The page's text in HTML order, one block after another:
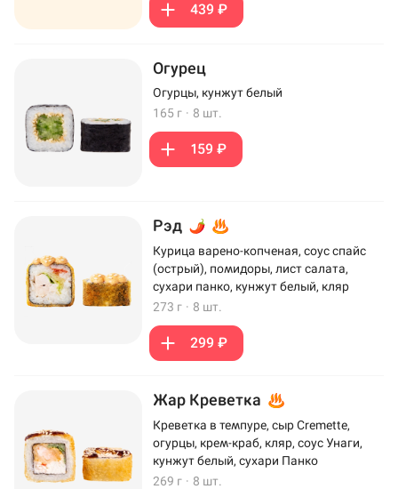
439 ₽
Огурец
Огурцы, кунжут белый
165 г · 8 шт.
159 ₽
Рэд
Курица варено-копченая, соус спайс
(острый), помидоры, лист салата,
сухари панко, кунжут белый, кляр
273 г · 8 шт.
299 ₽
Жар Креветка
Креветка в темпуре, сыр Cremette,
огурцы, крем-краб, кляр, соус Унаги,
кунжут белый, сухари Панко
269 г · 8 шт.